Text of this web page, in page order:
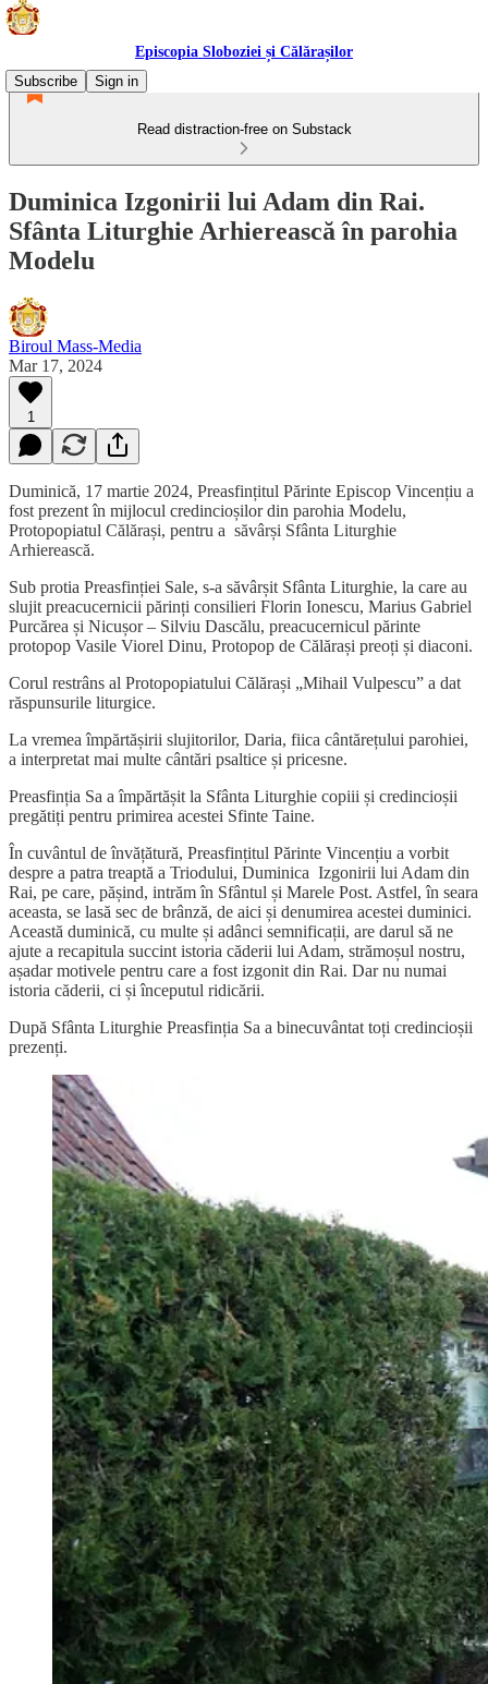
Episcopia Sloboziei și Călărașilor
Subscribe
Sign in
Read distraction-free on Substack
Duminica Izgonirii lui Adam din Rai.
Sfânta Liturghie Arhierească în parohia
Modelu
Biroul Mass-Media
Mar 17, 2024
1
Duminică, 17 martie 2024, Preasfințitul Părinte Episcop Vincențiu a
fost prezent în mijlocul credincioșilor din parohia Modelu,
Protopopiatul Călărași, pentru a săvârși Sfânta Liturghie
Arhierească.
Sub protia Preasfinției Sale, s-a săvârșit Sfânta Liturghie, la care au
slujit preacucernicii părinți consilieri Florin Ionescu, Marius Gabriel
Purcărea și Nicușor – Silviu Dascălu, preacucernicul părinte
protopop Vasile Viorel Dinu, Protopop de Călărași preoți și diaconi.
Corul restrâns al Protopopiatului Călărași „Mihail Vulpescu” a dat
răspunsurile liturgice.
La vremea împărtășirii slujitorilor, Daria, fiica cântărețului parohiei,
a interpretat mai multe cântări psaltice și pricesne.
Preasfinția Sa a împărtășit la Sfânta Liturghie copiii și credincioșii
pregătiți pentru primirea acestei Sfinte Taine.
În cuvântul de învățătură, Preasfințitul Părinte Vincențiu a vorbit
despre a patra treaptă a Triodului, Duminica Izgonirii lui Adam din
Rai, pe care, pășind, intrăm în Sfântul și Marele Post. Astfel, în seara
aceasta, se lasă sec de brânză, de aici și denumirea acestei duminici.
Această duminică, cu multe și adânci semnificații, are darul să ne
ajute a recapitula succint istoria căderii lui Adam, strămoșul nostru,
așadar motivele pentru care a fost izgonit din Rai. Dar nu numai
istoria căderii, ci și începutul ridicării.
După Sfânta Liturghie Preasfinția Sa a binecuvântat toți credincioșii
prezenți.